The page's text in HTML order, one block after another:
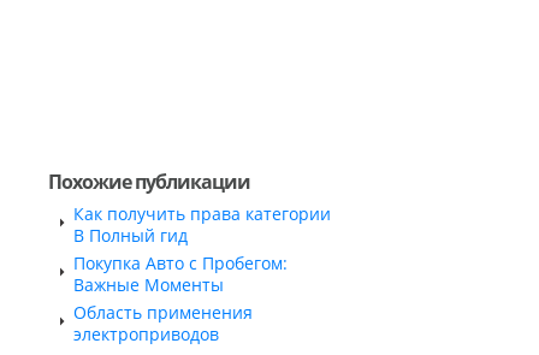
Похожие публикации
Как получить права категории
В Полный гид
Покупка Авто с Пробегом:
Важные Моменты
Область применения
электроприводов